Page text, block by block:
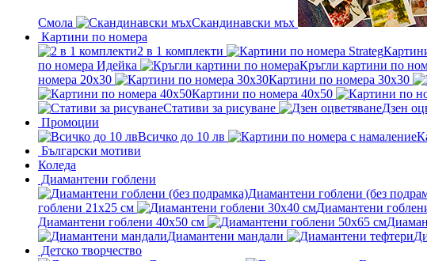
Смола Скандинавски мъх
Картини по номера
2 в 1 комплекти
по номера Идейка
Кръгли картини по
номера 20x30
Картини по номера 30x30
Картини по номера 40x50
Стативи за рисуване
Дзен
Промоции
Всичко до 10 лв
Български мотиви
Коледа
Диамантени гоблени
Диамантени гоблени (без
гоблени 21x25 см
Диамантени
Диамантени гоблени 40x50 см
Диамантени мандали
Детско творчество